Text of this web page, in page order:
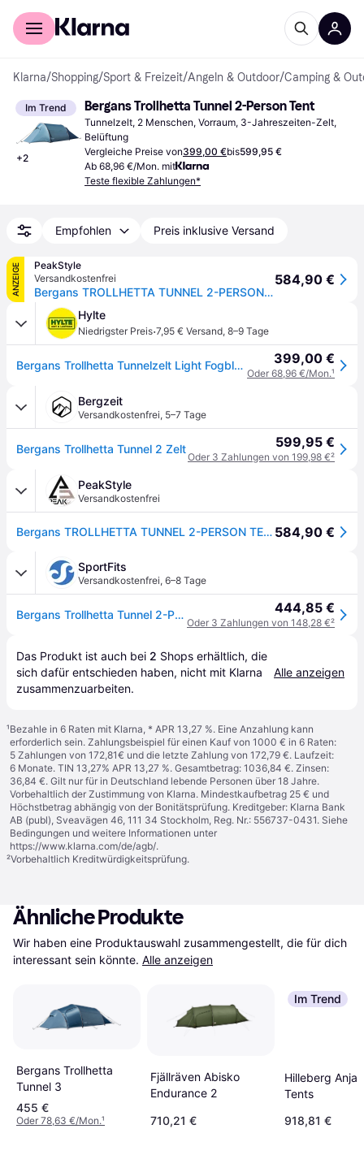
Für Shopper
Klarna/Shopping/Sport & Freizeit/Angeln & Outdoor/Camping &
Im Trend
+2
Bergans Trollhetta Tunnel 2-Person Tent
Tunnelzelt, 2 Menschen, Vorraum, 3-Jahreszeiten-Zelt,
Belüftung
Vergleiche Preise von399,00 €bis599,95 €
Ab 68,96 €/Mon. mit
Teste flexible Zahlungen*
Empfohlen Preis inklusive Versand
ANZEIGE
PeakStyle
Versandkostenfrei
Bergans TROLLHETTA TUNNEL 2-PERSON TENT - Light Fogblue / 2-Pers
584,90 €
Hylte
Niedrigster Preis·7,95 € Versand, 8–9 Tage
Bergans Trollhetta Tunnelzelt Light Fogblue 2 Personen Light Fogblue 399,00 €
Oder 68,96 €/Mon.¹
Bergzeit
Versandkostenfrei, 5–7 Tage
Bergans Trollhetta Tunnel 2 Zelt 599,95 €
Oder 3 Zahlungen von 199,98 €²
PeakStyle
Versandkostenfrei
Bergans TROLLHETTA TUNNEL 2-PERSON TENT - Light Fogblue / 2-Pers 584,90 €
SportFits
Versandkostenfrei, 6–8 Tage
Bergans Trollhetta Tunnel 2-Pers Tent light fogblue (12757) 2-Pers 444,85 €
Oder 3 Zahlungen von 148,28 €²
Das Produkt ist auch bei 2 Shops erhältlich, die
sich dafür entschieden haben, nicht mit Klarna
zusammenzuarbeiten.
Alle anzeigen
¹Bezahle in 6 Raten mit Klarna, * APR 13,27 %. Eine Anzahlung kann
erforderlich sein. Zahlungsbeispiel für einen Kauf von 1000 € in 6 Raten:
5 Zahlungen von 172,81€ und die letzte Zahlung von 172,79 €. Laufzeit:
6 Monate. TIN 13,27% APR 13,27 %. Gesamtbetrag: 1036,84 €. Zinsen:
36,84 €. Gilt nur für in Deutschland lebende Personen über 18 Jahre.
Vorbehaltlich der Zustimmung von Klarna. Mindestkaufbetrag 25 € und
Höchstbetrag abhängig von der Bonitätsprüfung. Kreditgeber: Klarna Bank
AB (publ), Sveavägen 46, 111 34 Stockholm, Reg. Nr.: 556737-0431. Siehe
Bedingungen und weitere Informationen unter
https://www.klarna.com/de/agb/.
²Vorbehaltlich Kreditwürdigkeitsprüfung.
Ähnliche Produkte
Wir haben eine Produktauswahl zusammengestellt, die für dich
interessant sein könnte. Alle anzeigen
Bergans Trollhetta
Tunnel 3
455 €
Oder 78,63 €/Mon.¹
Fjällräven Abisko
Endurance 2
710,21 €
Im Trend
Hilleberg
Tents
918,81 €